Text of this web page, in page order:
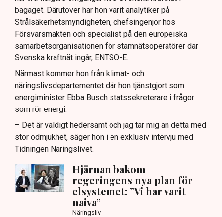
bagaget. Därutöver har hon varit analytiker på
Strålsäkerhetsmyndigheten, chefsingenjör hos
Försvarsmakten och specialist på den europeiska
samarbetsorganisationen för stamnätsoperatörer där
Svenska kraftnät ingår, ENTSO-E.
Närmast kommer hon från klimat- och
näringslivsdepartementet där hon tjänstgjort som
energiminister Ebba Busch statssekreterare i frågor
som rör energi.
– Det är väldigt hedersamt och jag tar mig an detta med
stor ödmjukhet, säger hon i en exklusiv intervju med
Tidningen Näringslivet.
Hjärnan bakom
regeringens nya plan för
elsystemet: ”Vi har varit
naiva”
Näringsliv